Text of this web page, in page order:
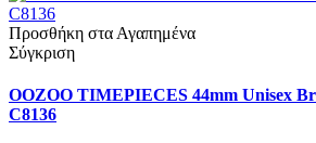
Προσθήκη στα Αγαπημένα
Σύγκριση
OOZOO TIMEPIECES 44mm Unisex
C8136